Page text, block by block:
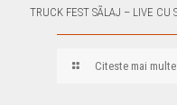
TRUCK FEST SÃLAJ – LIVE CU
Citeste mai multe